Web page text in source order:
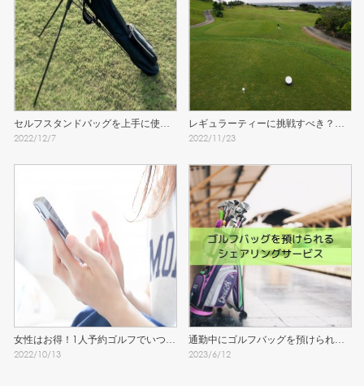
セルフスタンドバッグを上手に使う
ために知っておきたい注意点
2022/12/7
レギュラーティーに挑戦すべき？女
子のティーグラウンド問題
2022/11/23
女性はお得！1人予約ゴルフでいつで
もラウンド！
2022/10/13
通勤中にゴルフバッグを預けられる
シェアリングサービスを発見！
2023/6/12